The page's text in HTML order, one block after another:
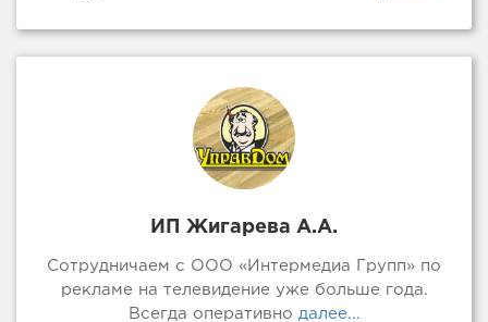
ИП Жигарева А.А.
Сотрудничаем с ООО «Интермедиа Групп» по
рекламе на телевидение уже больше года.
Всегда оперативно далее...